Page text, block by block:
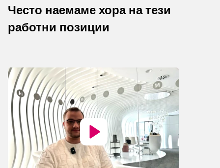
Често наемаме хора на тези
работни позиции